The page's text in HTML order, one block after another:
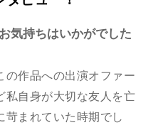
気持ちはいかがでした
の作品への出演オファー
私⾃⾝が⼤切な友⼈を亡
苛まれていた時期でし